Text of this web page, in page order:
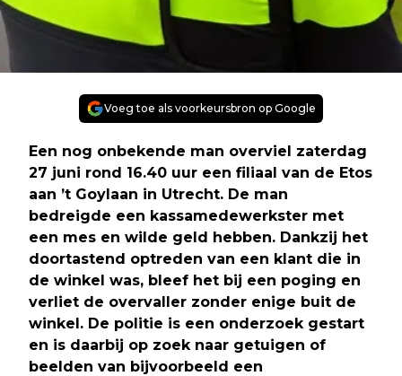
Voeg toe als voorkeursbron op Google
Een nog onbekende man overviel zaterdag
27 juni rond 16.40 uur een filiaal van de Etos
aan ’t Goylaan in Utrecht. De man
bedreigde een kassamedewerkster met
een mes en wilde geld hebben. Dankzij het
doortastend optreden van een klant die in
de winkel was, bleef het bij een poging en
verliet de overvaller zonder enige buit de
winkel. De politie is een onderzoek gestart
en is daarbij op zoek naar getuigen of
beelden van bijvoorbeeld een